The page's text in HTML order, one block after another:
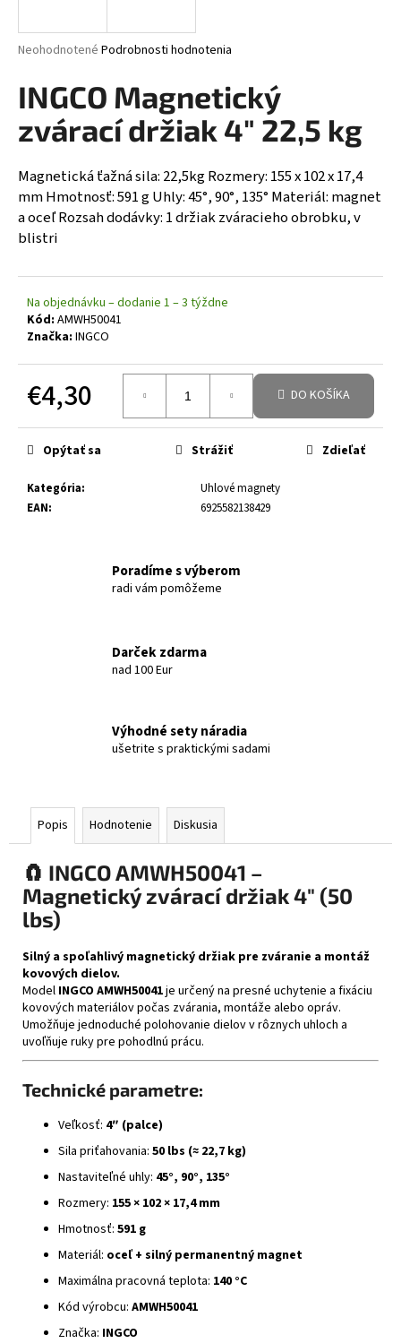
Priemerné hodnotenie produktu je 0,0 z 5 hviezdičiek.
Neohodnotené Podrobnosti hodnotenia
INGCO Magnetický
zvárací držiak 4" 22,5 kg
Magnetická ťažná sila: 22,5kg Rozmery: 155 x 102 x 17,4
mm Hmotnosť: 591 g Uhly: 45°, 90°, 135° Materiál: magnet
a oceľ Rozsah dodávky: 1 držiak zváracieho obrobku, v
blistri
Na objednávku – dodanie 1 – 3 týždne
Kód: AMWH50041
Značka: INGCO
€4,30 DO KOŠÍKA
Kategória:
Uhlové magnety
EAN: 6925582138429
Opýtať sa Strážiť Zdieľať
Poradíme s výberom
radi vám pomôžeme
Darček zdarma
nad 100 Eur
Výhodné sety náradia
ušetrite s praktickými sadami
Popis Hodnotenie Diskusia
🧲 INGCO AMWH50041 –
Magnetický zvárací držiak 4" (50
lbs)
Silný a spoľahlivý magnetický držiak pre zváranie a montáž
kovových dielov.
Model INGCO AMWH50041je určený na presné uchytenie a fixáciu
kovových materiálov počas zvárania, montáže alebo opráv.
Umožňuje jednoduché polohovanie dielov v rôznych uhloch a
uvoľňuje ruky pre pohodlnú prácu.
Technické parametre:
Veľkosť: 4″ (palce)
Sila priťahovania: 50 lbs (≈ 22,7 kg)
Nastaviteľné uhly: 45°, 90°, 135°
Rozmery: 155 × 102 × 17,4 mm
Hmotnosť: 591 g
Materiál: oceľ + silný permanentný magnet
Maximálna pracovná teplota: 140 °C
Kód výrobcu: AMWH50041
Značka: INGCO
j
ť
?
HĽADAŤ